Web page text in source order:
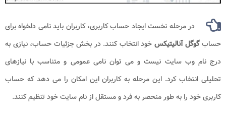
در مرحله نخست ایجاد حساب کاربری، کاربران باید نامی دلخواه برای
حسابگوگل آنالیتیکس خود انتخاب کنند. در بخش جزئیات حساب، نیازی به
درج نام وب سایت نیست و می توان نامی عمومی و متناسب با نیازهای
تحلیلی انتخاب کرد. این مرحله به کاربران این امکان را می دهد که حساب
کاربری خود را به طور منحصر به فرد و مستقل از نام سایت خود تنظیم کنند.